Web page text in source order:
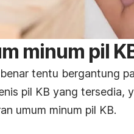
minum pil
tentu bergantung
pil KB yang tersedia,
umum minum pil KB.